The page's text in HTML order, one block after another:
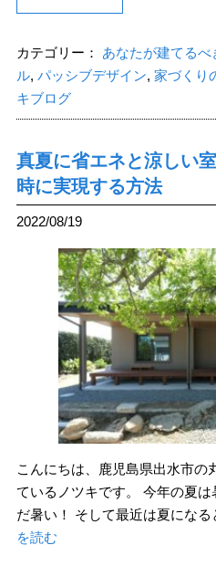
カテゴリー： あなたが建てるべ
ル, パッシブデザイン, 家づくり
キブログ
真夏に省エネと涼しい
時に実現する方法
2022/08/19
こんにちは、鹿児島県出水市の
ているノツキです。 今年の夏
だ暑い！ そして最近は夏にな
を読む